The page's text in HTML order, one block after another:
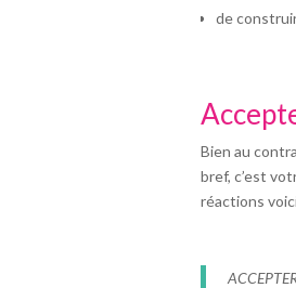
de
Bien au
bref, c’est
réactions